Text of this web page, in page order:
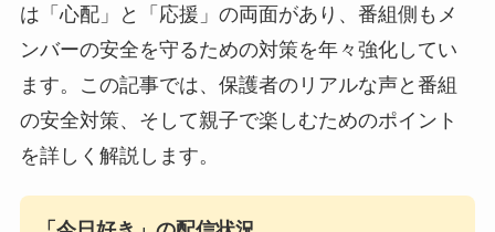
は「心配」と「応援」の両面があり、番組側もメ
ンバーの安全を守るための対策を年々強化してい
ます。この記事では、保護者のリアルな声と番組
の安全対策、そして親子で楽しむためのポイント
を詳しく解説します。